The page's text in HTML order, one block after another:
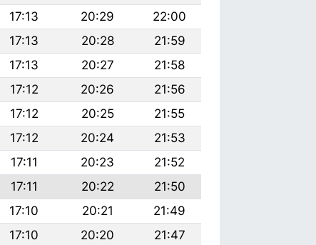
17:13 20:29
22:00
17:13 20:28
21:59
17:13 20:27
21:58
17:12 20:26
21:56
17:12 20:25
21:55
17:12 20:24
21:53
17:11 20:23
21:52
17:11 20:22
21:50
17:10 20:21
21:49
17:10 20:20
21:47